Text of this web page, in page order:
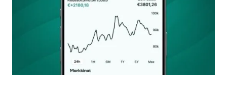
Nimesi tai nimimerkkisi
Sähköpostiosoitteesi